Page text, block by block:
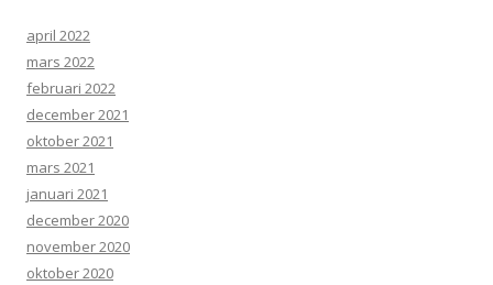
april 2022
mars 2022
februari 2022
december 2021
oktober 2021
mars 2021
januari 2021
december 2020
november 2020
oktober 2020